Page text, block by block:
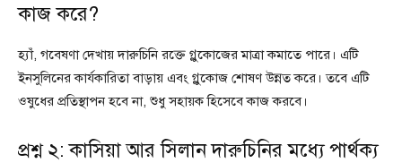
কাজ করে?
হ্যাঁ, গবেষণা দেখায় দারুচিনি রক্তে গ্লুকোজের মাত্রা কমাতে পারে। এটি
ইনসুলিনের কার্যকারিতা বাড়ায় এবং গ্লুকোজ শোষণ উন্নত করে। তবে এটি
ওষুধের প্রতিস্থাপন হবে না, শুধু সহায়ক হিসেবে কাজ করবে।
প্রশ্ন ২: কাসিয়া আর সিলান দারুচিনির মধ্যে পার্থক্য